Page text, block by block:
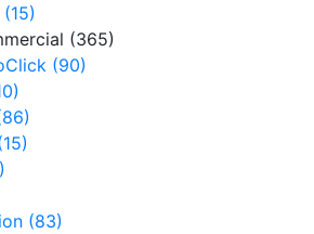
(365)
(90)
(83)